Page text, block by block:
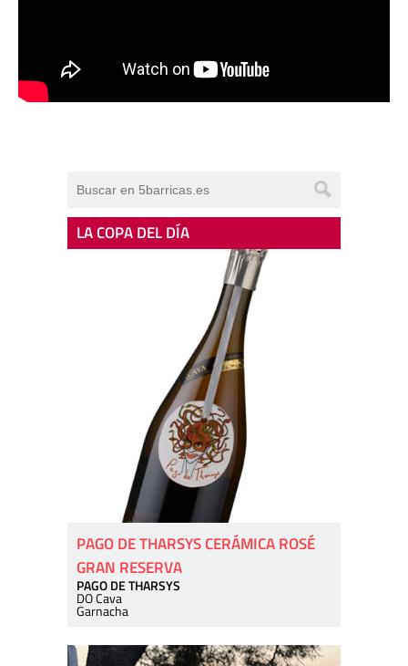
LA COPA DEL DÍA
PAGO DE THARSYS CERÁMICA ROSÉ
GRAN RESERVA
PAGO DE THARSYS
DO Cava
Garnacha